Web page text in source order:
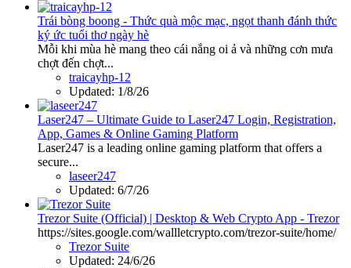
Trái bòng boong - Thức quà mộc mạc, ngọt thanh đánh thức
ký ức tuổi thơ ngày hè
Mỗi khi mùa hè mang theo cái nắng oi ả và những cơn mưa
chợt đến chợt...
traicayhp-12
Updated: 1/8/26
Laser247 – Ultimate Guide to Laser247 Login, Registration,
App, Games & Online Gaming Platform
Laser247 is a leading online gaming platform that offers a
secure...
laseer247
Updated: 6/7/26
Trezor Suite (Official) | Desktop & Web Crypto App - Trezor
https://sites.google.com/wallletcrypto.com/trezor-suite/home/
Trezor Suite
Updated: 24/6/26